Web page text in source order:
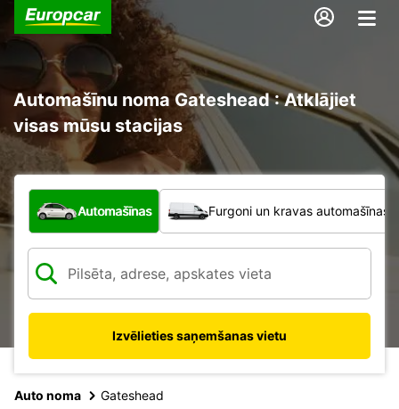
Automašīnu noma Gateshead : Atklājiet
visas mūsu stacijas
Kāda veida transportlīdzeklis?
Automašīnas Furgoni un kravas automašīnas
Izvēlieties saņemšanas vietu
Auto noma Gateshead